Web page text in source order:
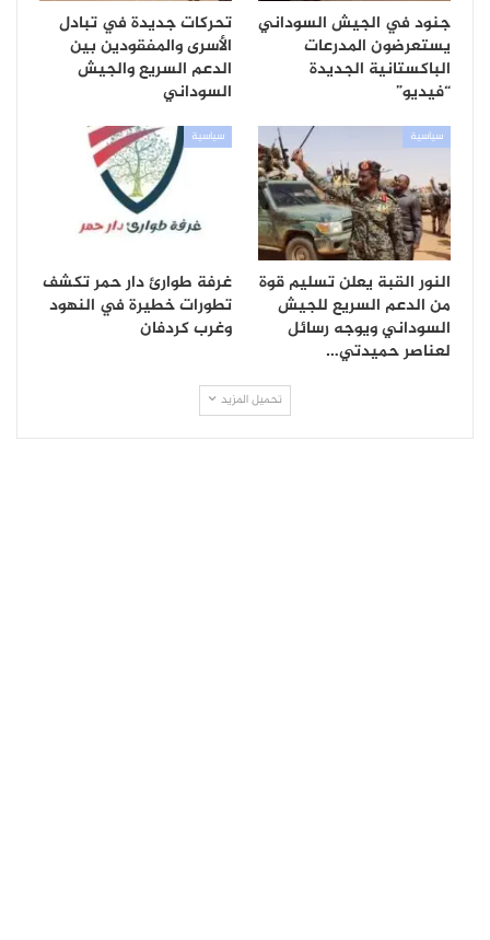
جنود في الجيش السوداني
يستعرضون المدرعات
الباكستانية الجديدة
“فيديو”
تحركات جديدة في تبادل
الأسرى والمفقودين بين
الدعم السريع والجيش
السوداني
سياسية
النور القبة يعلن تسليم قوة
من الدعم السريع للجيش
السوداني ويوجه رسائل
لعناصر حميدتي…
سياسية
غرفة طوارئ دار حمر تكشف
تطورات خطيرة في النهود
وغرب كردفان
تحميل المزيد